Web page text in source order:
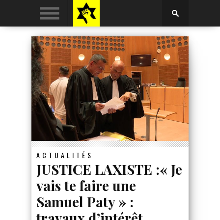
ACTUALITÉS
JUSTICE LAXISTE :« Je
vais te faire une
Samuel Paty » :